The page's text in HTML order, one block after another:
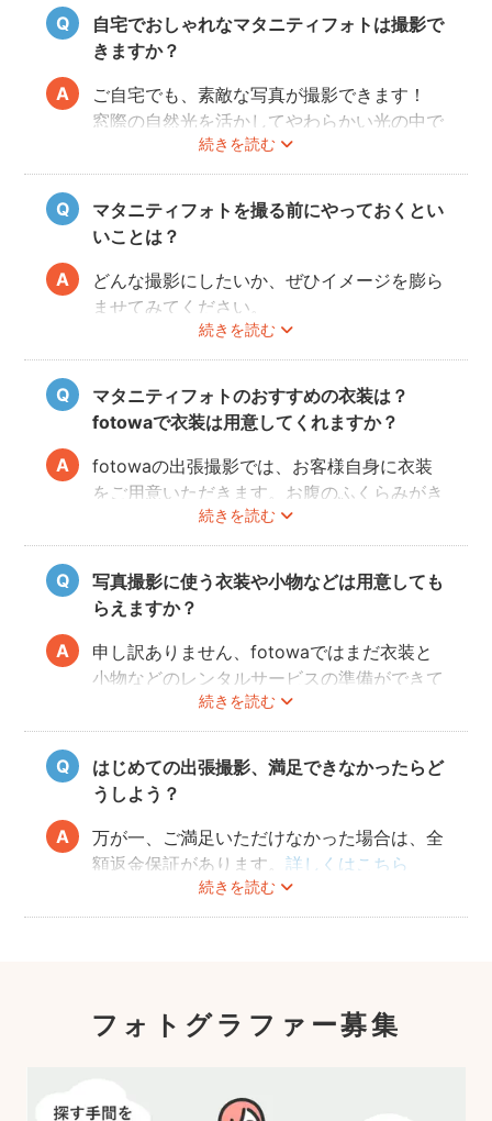
いらっしゃる方の多くに、「衣装がはずかし
い」「素肌を見られたくない」と考える方も
多いようです。
fotowaではご自宅への出張も可能ですの
で、ご夫婦らしい装いで自然体なマタニティ
フォトを撮影いただけます。
ご近所の公園でカジュアルに撮影したり、素
肌をみせる衣装ではご自宅で撮影するなど、
撮影時間の範囲内でシーンを変えることも可
能です。
自宅でおしゃれなマタニティフォトは撮影で
きますか？
続きを読む
ご自宅でも、素敵な写真が撮影できます！
窓際の自然光を活かしてやわらかい光の中で
撮影するのが人気です。妊婦さんはお部屋の
お片付けも大変かと思いますが、撮影したい
場所周辺だけお片付けいただく程度で大丈夫
です。
マタニティフォトを撮る前にやっておくとい
いことは？
続きを読む
どんな撮影にしたいか、ぜひイメージを膨ら
ませてみてください。
Instagramやママ向けの雑誌などで、素敵な
撮影事例を見たり、サッシュベルト等の撮影
小物について情報収集するのも楽しいです
よ。また、何より大事なのは被写体のママと
お腹の赤ちゃんの健康です。当日無理せず撮
影を行えるよう、日々健やかに過ごしていた
だければと思います。
マタニティフォトのおすすめの衣装は？
fotowaで衣装は用意してくれますか？
続きを読む
fotowaの出張撮影では、お客様自身に衣装
をご用意いただきます。お腹のふくらみがき
れいに見える薄手のお洋服や、チューブトッ
プにスカート等で、素肌を写すスタイルも人
気です。どうぞお好きな衣装で撮影を楽しん
でくださいね。
写真撮影に使う衣装や小物などは用意しても
らえますか？
続きを読む
申し訳ありません、fotowaではまだ衣装と
小物などのレンタルサービスの準備ができて
おりませんので、お客様ご自身にご用意をお
願いしております。
はじめての出張撮影、満足できなかったらど
うしよう？
続きを読む
万が一、ご満足いただけなかった場合は、全
額返金保証があります。詳しくはこちら
フォトグラファー募集